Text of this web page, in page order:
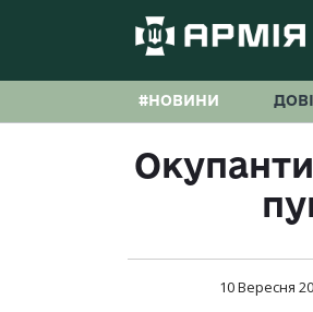
#НОВИНИ
10 Вересня